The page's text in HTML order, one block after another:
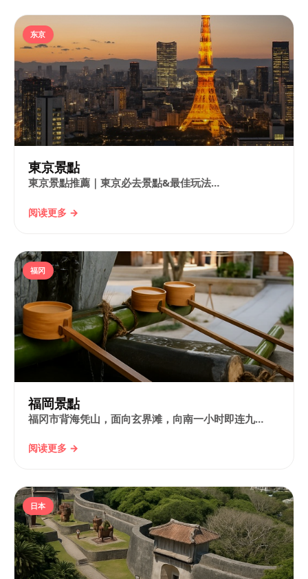
东京
東京景點
東京景點推薦｜東京必去景點&最佳玩法…
阅读更多 →
福冈
福岡景點
福冈市背海凭山，面向玄界滩，向南一小时即连九…
阅读更多 →
日本